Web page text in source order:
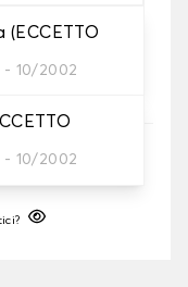
(ECCETTO
- 10/2002
- 10/2002
tue necessità